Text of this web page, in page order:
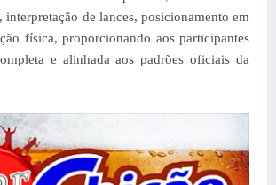
interpretação de lances, posicionamento em
física, proporcionando aos participantes
e alinhada aos padrões oficiais da